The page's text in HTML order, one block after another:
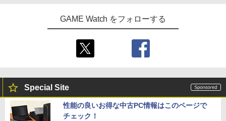
GAME Watch をフォローする
Special Site
性能の良いお得な中古PC情報はこのページで
チェック！